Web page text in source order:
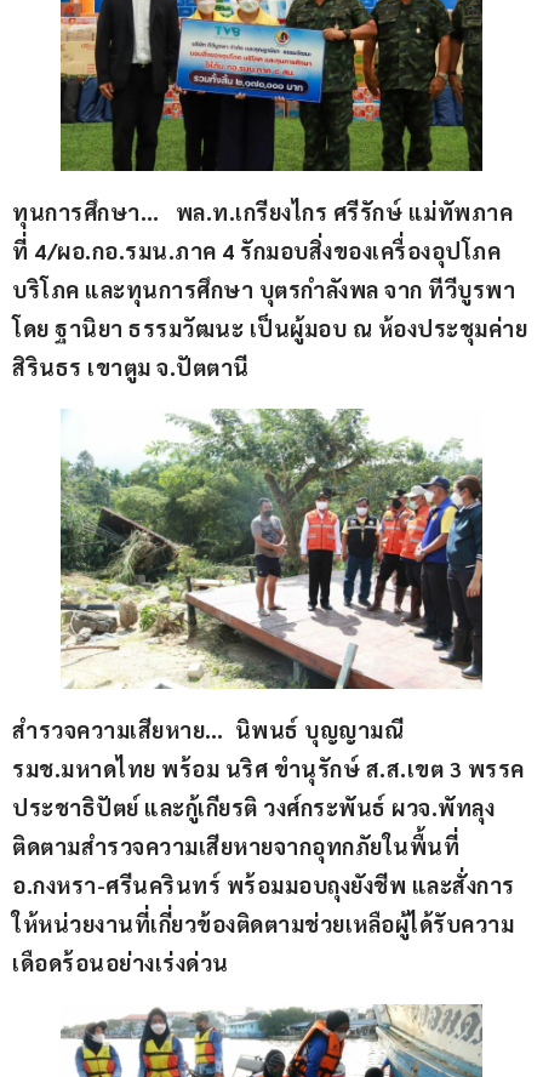
ทุนการศึกษา…   พล.ท.เกรียงไกร ศรีรักษ์ แม่ทัพภาค
ที่ 4/ผอ.กอ.รมน.ภาค 4 รักมอบสิ่งของเครื่องอุปโภค
บริโภค และทุนการศึกษา บุตรกำลังพล จาก ทีวีบูรพา
โดย ฐานิยา ธรรมวัฒนะ เป็นผู้มอบ ณ ห้องประชุมค่าย
สิรินธร เขาตูม จ.ปัตตานี
สำรวจความเสียหาย…  นิพนธ์ บุญญามณี
รมช.มหาดไทย พร้อม นริศ ขำนุรักษ์ ส.ส.เขต 3 พรรค
ประชาธิปัตย์ และกู้เกียรติ วงศ์กระพันธ์ ผวจ.พัทลุง
ติดตามสำรวจความเสียหายจากอุทกภัยในพื้นที่
อ.กงหรา-ศรีนครินทร์ พร้อมมอบถุงยังชีพ และสั่งการ
ให้หน่วยงานที่เกี่ยวข้องติดตามช่วยเหลือผู้ได้รับความ
เดือดร้อนอย่างเร่งด่วน